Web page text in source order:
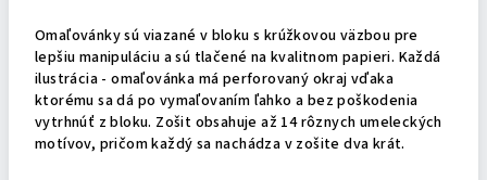
Omaľovánky sú viazané v bloku s krúžkovou väzbou pre
lepšiu manipuláciu a sú tlačené na kvalitnom papieri. Každá
ilustrácia - omaľovánka má perforovaný okraj vďaka
ktorému sa dá po vymaľovaním ľahko a bez poškodenia
vytrhnúť z bloku. Zošit obsahuje až 14 rôznych umeleckých
motívov, pričom každý sa nachádza v zošite dva krát.